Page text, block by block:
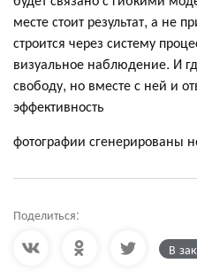
месте стоит результат, а не
строится через систему
визуальное наблюдение. И
свободу, но вместе с ней и
эффективность
фотографии сгенерированы
Поделиться:
В